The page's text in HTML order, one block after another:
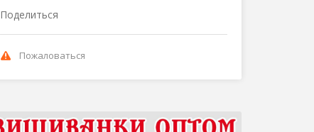
Поделиться
Пожаловаться